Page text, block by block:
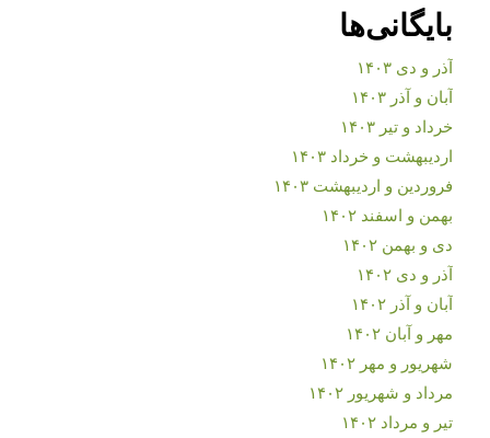
بایگانی‌ها
آذر و دی ۱۴۰۳
آبان و آذر ۱۴۰۳
خرداد و تیر ۱۴۰۳
اردیبهشت و خرداد ۱۴۰۳
فروردین و اردیبهشت ۱۴۰۳
بهمن و اسفند ۱۴۰۲
دی و بهمن ۱۴۰۲
آذر و دی ۱۴۰۲
آبان و آذر ۱۴۰۲
مهر و آبان ۱۴۰۲
شهریور و مهر ۱۴۰۲
مرداد و شهریور ۱۴۰۲
تیر و مرداد ۱۴۰۲